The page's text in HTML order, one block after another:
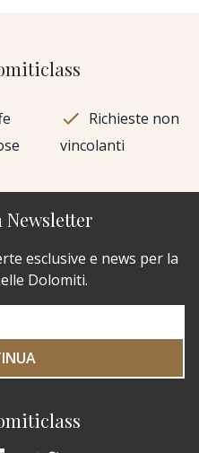
Richieste non
vincolanti
esclusive e news per la
Dolomiti.